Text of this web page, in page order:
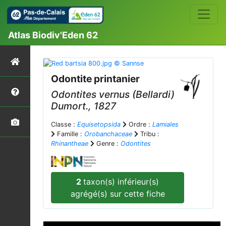
Atlas Biodiv'Eden 62
Odontite printanier
Odontites vernus (Bellardi)
Dumort., 1827
Classe : Equisetopsida Ordre : Lamiales
Famille : Orobanchaceae
Tribu :
Rhinantheae
Genre : Odontites
2taxon(s) inférieur(s)
agrégé(s) sur cette fiche